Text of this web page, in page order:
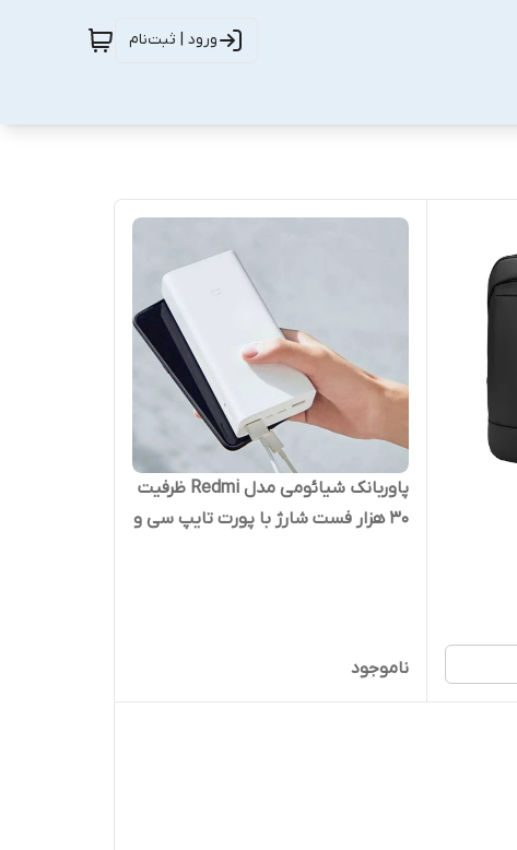
ورود | ثبت‌نام
پاوربانک شیائومی مدل Redmi ظرفیت
۳۰ هزار فست شارژ با پورت تایپ سی و
ناموجود